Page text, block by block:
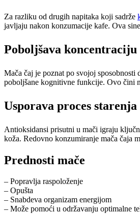
Za razliku od drugih napitaka koji sadrže
javljaju nakon konzumacije kafe. Ova
Poboljšava koncentraciju
Mača čaj je poznat po svojoj sposobnosti
poboljšane kognitivne funkcije. Ovo čini
Usporava proces starenja
Antioksidansi prisutni u mači igraju
koža. Redovno konzumiranje mača čaja
Prednosti mače
– Popravlja raspoloženje
– Opušta
– Snabdeva organizam energijom
– Može pomoći u održavanju optimalne